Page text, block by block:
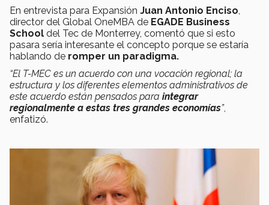
En entrevista para Expansión Juan Antonio Enciso,
director del Global OneMBA de EGADE Business
School del Tec de Monterrey, comentó que si esto
pasara sería interesante el concepto porque se estaría
hablando de romper un paradigma.
“El T-MEC es un acuerdo con una vocación regional; la
estructura y los diferentes elementos administrativos de
este acuerdo están pensados para integrar
regionalmente a estas tres grandes economías”,
enfatizó.